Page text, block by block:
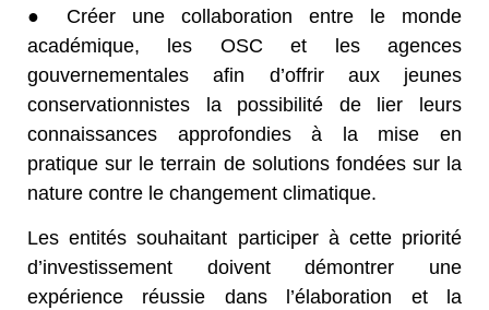
● Créer une collaboration entre le monde
académique, les OSC et les agences
gouvernementales afin d’offrir aux jeunes
conservationnistes la possibilité de lier leurs
connaissances approfondies à la mise en
pratique sur le terrain de solutions fondées sur la
nature contre le changement climatique.
Les entités souhaitant participer à cette priorité
d’investissement doivent démontrer une
expérience réussie dans l’élaboration et la